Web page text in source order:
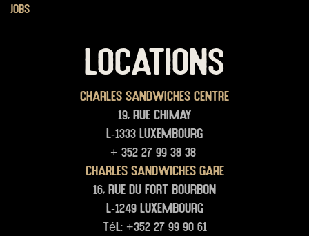
Jobs
LOCATIONS
Charles Sandwiches Centre
19, rue Chimay
L-1333 Luxembourg
+ 352 27 99 38 38
Charles Sandwiches Gare
16, rue du Fort Bourbon
L-1249 Luxembourg
Tél: +352 27 99 90 61